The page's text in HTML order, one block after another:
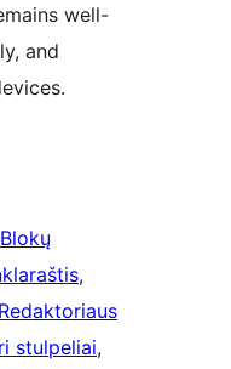
well-
and
Blokų
Redaktoriaus
stulpeliai